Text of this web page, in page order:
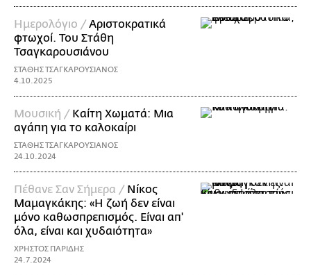
Ημερολόγιο /Αριστοκρατικά
φτωχοί. Του Στάθη
Τσαγκαρουσιάνου
ΣΤΑΘΗΣ ΤΣΑΓΚΑΡΟΥΣΙΑΝΟΣ
4.10.2025
Μουσική / Καίτη Χωματά: Μια
αγάπη για το καλοκαίρι
ΣΤΑΘΗΣ ΤΣΑΓΚΑΡΟΥΣΙΑΝΟΣ
24.10.2024
Πέθανε Σαν Σήμερα / Νίκος
Μαμαγκάκης: «Η ζωή δεν είναι
μόνο καθωσπρεπισμός. Είναι απ'
όλα, είναι και χυδαιότητα»
ΧΡΗΣΤΟΣ ΠΑΡΙΔΗΣ
24.7.2024